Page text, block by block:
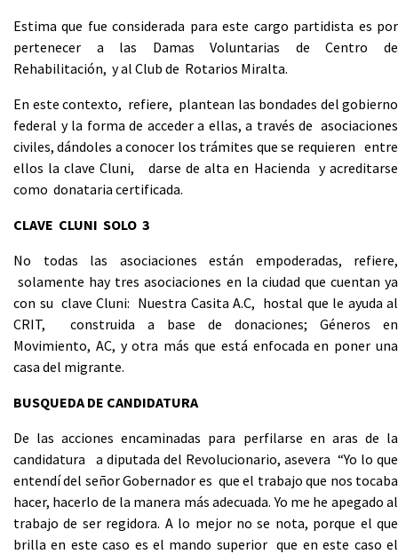
Estima que fue considerada para este cargo partidista es por
pertenecer a las Damas Voluntarias de Centro de
Rehabilitación, y al Club de Rotarios Miralta.
En este contexto, refiere, plantean las bondades del gobierno
federal y la forma de acceder a ellas, a través de asociaciones
civiles, dándoles a conocer los trámites que se requieren entre
ellos la clave Cluni, darse de alta en Hacienda y acreditarse
como donataria certificada.
CLAVE CLUNI SOLO 3
No todas las asociaciones están empoderadas, refiere,
solamente hay tres asociaciones en la ciudad que cuentan ya
con su clave Cluni: Nuestra Casita A.C, hostal que le ayuda al
CRIT, construida a base de donaciones; Géneros en
Movimiento, AC, y otra más que está enfocada en poner una
casa del migrante.
BUSQUEDA DE CANDIDATURA
De las acciones encaminadas para perfilarse en aras de la
candidatura a diputada del Revolucionario, asevera “Yo lo que
entendí del señor Gobernador es que el trabajo que nos tocaba
hacer, hacerlo de la manera más adecuada. Yo me he apegado al
trabajo de ser regidora. A lo mejor no se nota, porque el que
brilla en este caso es el mando superior que en este caso el